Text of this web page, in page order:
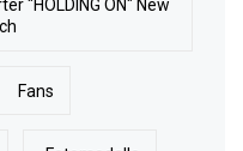
"HOLDING ON" New
Fans